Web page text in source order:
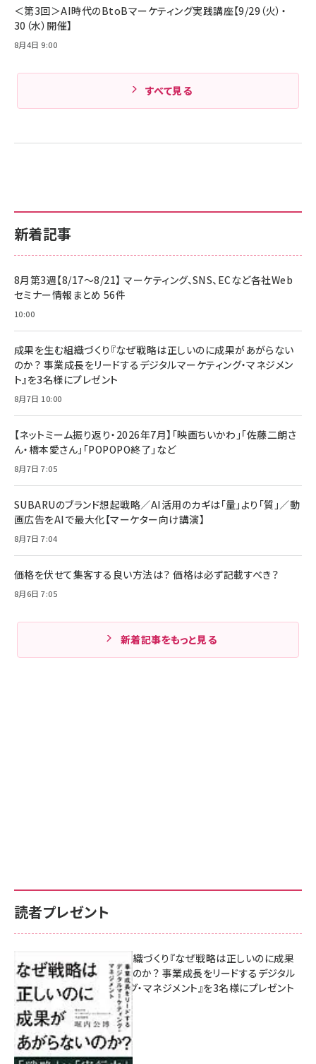
新着記事
8月第3週【8/17～8/21】 マーケティング、SNS、ECなど各社Web
セミナー情報まとめ 56件
10:00
成果を生む組織づくり『なぜ戦略は正しいのに成果があがらない
のか？ 事業成長をリードするデジタルマーケティング・マネジメン
ト』を3名様にプレゼント
8月7日 10:00
【ネットミーム振り返り・2026年7月】「映画ちいかわ」「佐藤二朗さ
ん・橋本愛さん」「POPOPO終了」など
8月7日 7:05
SUBARUのブランド想起戦略／AI活用のカギは「量」より「質」／動
画広告をAIで最大化【マーケター向け講演】
8月7日 7:04
価格を伏せて集客する良い方法は？ 価格は必ず記載すべき？
8月6日 7:05
新着記事をもっと見る
読者プレゼント
成果を生む組織づくり『なぜ戦略は正しいのに成果
があがらないのか？ 事業成長をリードするデジタル
マーケティング・マネジメント』を3名様にプレゼント
8月7日 10:00
＜第3回＞AI時代のBtoBマーケティング実践講座【9/29（火）・
30（水）開催】
8月4日 9:00
すべて見る